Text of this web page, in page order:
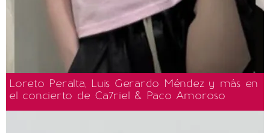
Loreto Peralta, Luis Gerardo Méndez y más en
el concierto de Ca7riel & Paco Amoroso